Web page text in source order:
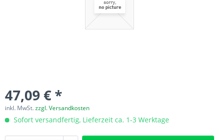
47,09 € *
inkl. MwSt.zzgl. Versandkosten
Sofort versandfertig, Lieferzeit ca. 1-3 Werktage